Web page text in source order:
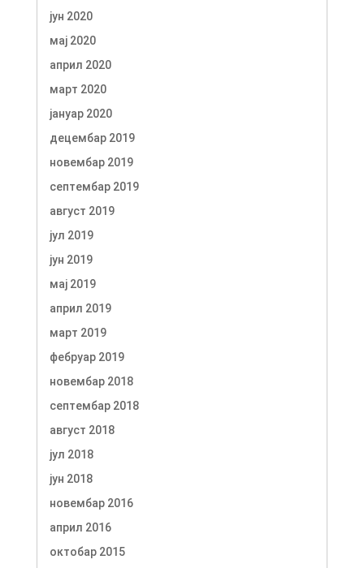
јун 2020
мај 2020
април 2020
март 2020
јануар 2020
децембар 2019
новембар 2019
септембар 2019
август 2019
јул 2019
јун 2019
мај 2019
април 2019
март 2019
фебруар 2019
новембар 2018
септембар 2018
август 2018
јул 2018
јун 2018
новембар 2016
април 2016
октобар 2015